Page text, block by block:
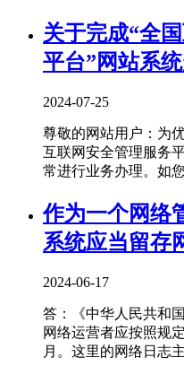
关于完成“全
平台”网站系
2024-07-25
尊敬的网站用户：为
互联网安全管理服务
常进行业务办理。如
作为一个网络
系统应当留存
2024-06-17
答：《中华人民共和
网络运营者应按照规
月。这里的网络日志